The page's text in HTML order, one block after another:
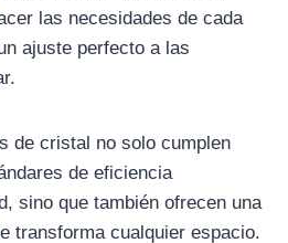
las necesidades de cada
ajuste perfecto a las
de cristal no solo cumplen
de eficiencia
sino que también ofrecen una
transforma cualquier espacio.